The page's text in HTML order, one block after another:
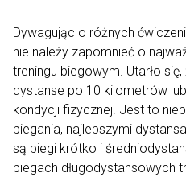
Dywagując o różnych
nie należy zapomnieć o
treningu biegowym. Utarło
dystanse po 10 kilometrów
kondycji fizycznej. Jest to
biegania, najlepszymi
są biegi krótko i
biegach długodystansowych